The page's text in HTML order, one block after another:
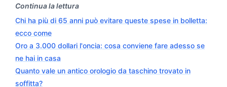
Continua la lettura
Chi ha più di 65 anni può evitare queste spese in bolletta:
ecco come
Oro a 3.000 dollari l'oncia: cosa conviene fare adesso se
ne hai in casa
Quanto vale un antico orologio da taschino trovato in
soffitta?